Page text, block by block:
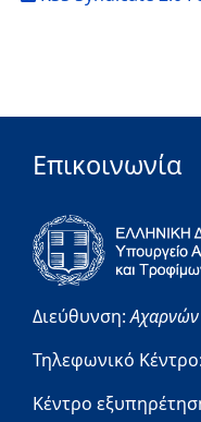
Επικοινωνία
Διεύθυνση:
Τηλεφωνικό Κέντρο:
Κέντρο